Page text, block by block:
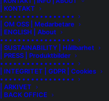
| KONTAKT
• • • • • • • • • • • • • • • • •
| OM OSS | Medarbetare
| ENGLISH | About
• • • • • • • • • • • • • • • • •
| SUSTAINABILITY | Hållbarhet
| PRESS | Produktbilder
• • • • • • • • • • • • • • • • •
| INTEGRITET | GDPR | Cookies
• • • • • • • • • • • • • • • • •
| ARKIVET
| BACK OFFICE
samman Rhône- och
Belfortöppningen kan
mellan Medelhavet och norra
öppning strömmar varma,
området ett ovanligt milt och
Tillsammans med de
idealiska förutsättningar och
druvorna.